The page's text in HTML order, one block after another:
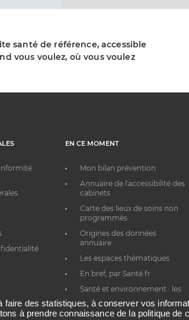
santé de référence, accessible
vous voulez, où vous voulez
EN CE MOMENT
Mon bilan prévention
Annuaire de l'accessibilité des
cabinets
Carte des lieux de soins non
programmés
Origines des données
annuaire
Les espaces thématiques
En bref, par Santé.fr
Santé et environnement : les
bons réflexes au quotidien
des statistiques, à conserver vos
à prendre connaissance de la politique de